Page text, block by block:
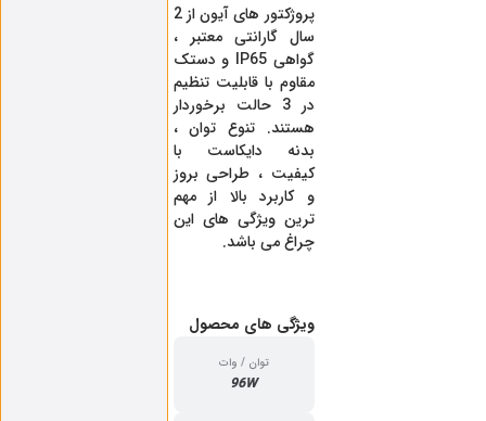
پروژکتور های آیون از 2
سال گارانتی معتبر ،
گواهی IP65 و دستک
مقاوم با قابلیت تنظیم
در 3 حالت برخوردار
هستند. تنوع توان ،
بدنه دایکاست با
کیفیت ، طراحی بروز
و کاربرد بالا از مهم
ترین ویژگی های این
چراغ می باشد.
ویژگی‌ های محصول
توان / وات
96W